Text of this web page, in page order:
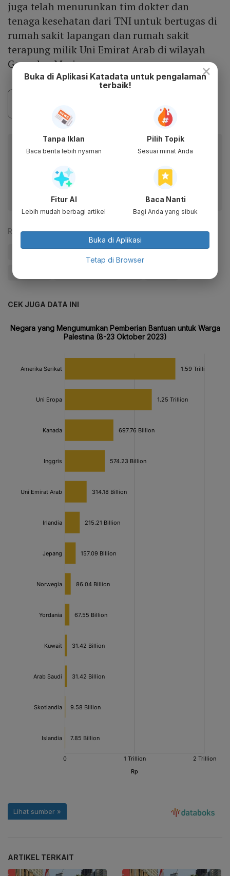
juga telah menurunkan tim dokter dan
tenaga kesehatan dari TNI untuk bertugas di
rumah sakit lapangan dan rumah sakit
terapung milik Uni Emirat Arab di wilayah
Gaza dan Mesir.
Baca artikel ini lewat aplikasi mobile.
fitur menarik lainnya lewat aplikasi mobile Katadata.
Reporter: Antara
#Prabowo #Gaza #Palestina #Update Me
#Relokasi
CEK JUGA DATA INI
ARTIKEL TERKAIT
×
Buka di Aplikasi Katadata untuk pengalaman
terbaik!
Tanpa Iklan
Baca berita lebih nyaman
Pilih Topik
Sesuai minat Anda
Fitur AI
Lebih mudah berbagi artikel
Baca Nanti
Bagi Anda yang sibuk
Buka di Aplikasi
Tetap di Browser